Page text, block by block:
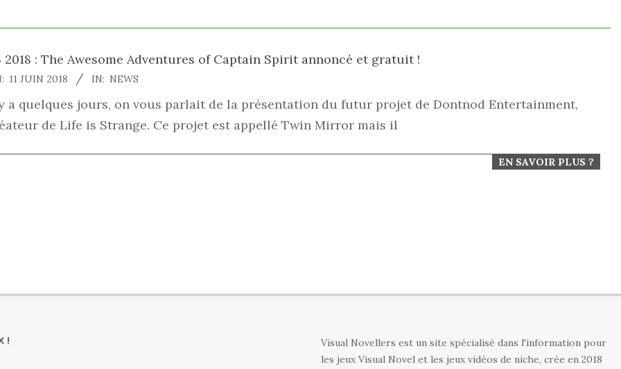
2018 : The Awesome Adventures of Captain Spirit annoncé et gratuit !
11 JUIN 2018 IN: NEWS
a quelques jours, on vous parlait de la présentation du futur projet de Dontnod Entertainment,
de Life is Strange. Ce projet est appellé Twin Mirror mais il
EN SAVOIR PLUS ?
!
Visual Novellers est un site spécialisé dans l'information pour
les jeux Visual Novel et les jeux vidéos de niche, crée en 2018